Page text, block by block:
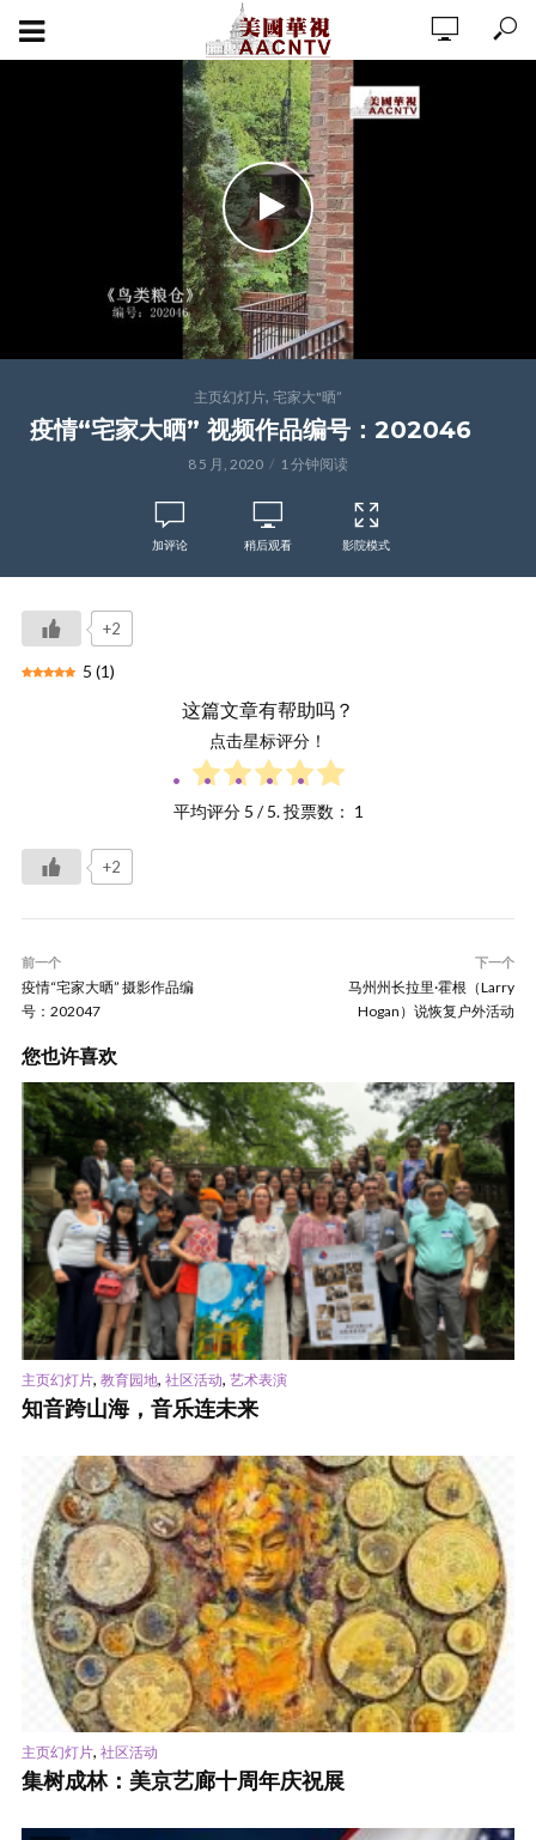
主页幻灯片, 宅家大"晒”
疫情“宅家大晒” 视频作品编号：202046
8 5 月, 2020 1 分钟阅读
加评论 稍后观看 影院模式
+2
5 (1)
这篇文章有帮助吗？
点击星标评分！
平均评分 5 / 5. 投票数： 1
+2
前一个
疫情“宅家大晒” 摄影作品编
号：202047
下一个
马州州长拉里·霍根（Larry
Hogan）说恢复户外活动
您也许喜欢
主页幻灯片, 教育园地, 社区活动, 艺术表演
知音跨山海，音乐连未来
主页幻灯片, 社区活动
集树成林：美京艺廊十周年庆祝展